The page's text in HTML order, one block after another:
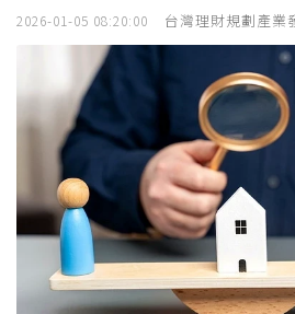
2026-01-05 08:20:00 台灣理財規劃產業